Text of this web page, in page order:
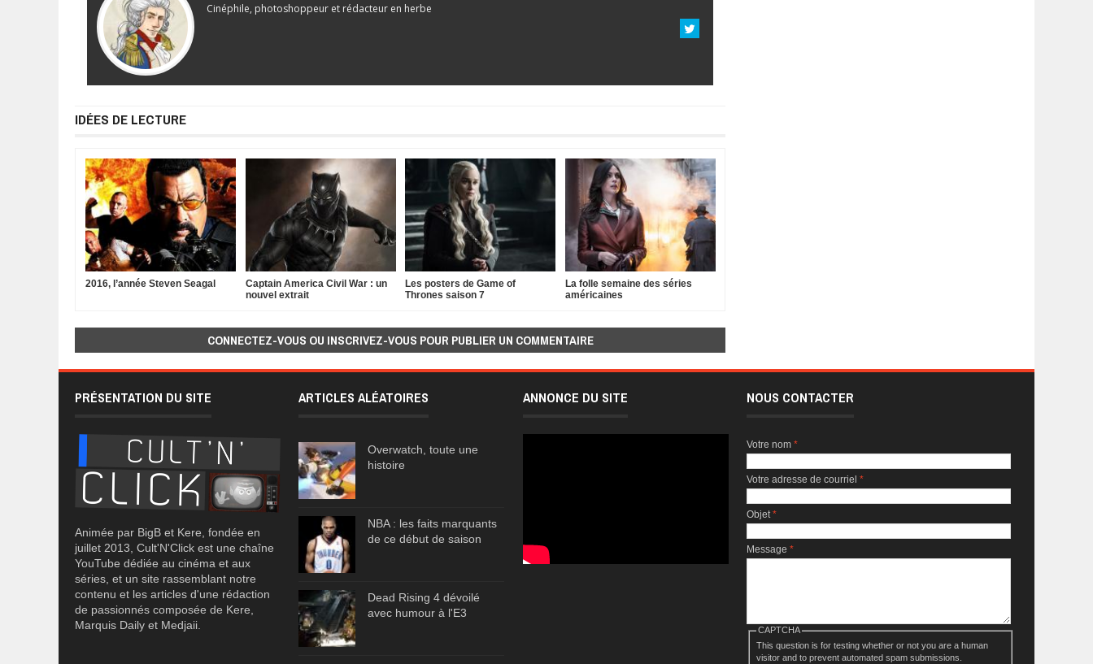
Cinéphile, photoshoppeur et rédacteur en herbe
IDÉES DE LECTURE
2016, l’année Steven Seagal
Captain America Civil War : un
nouvel extrait
Les posters de Game of
Thrones saison 7
La folle semaine des séries
américaines
CONNECTEZ-VOUS OU INSCRIVEZ-VOUS POUR PUBLIER UN COMMENTAIRE
PRÉSENTATION DU SITE
Animée par BigB et Kere, fondée en
juillet 2013, Cult'N'Click est une chaîne
YouTube dédiée au cinéma et aux
séries, et un site rassemblant notre
contenu et les articles d'une rédaction
de passionnés composée de Kere,
Marquis Daily et Medjaii.
ARTICLES ALÉATOIRES
Overwatch, toute une
histoire
NBA : les faits marquants
de ce début de saison
Dead Rising 4 dévoilé
avec humour à l'E3
ANNONCE DU SITE NOUS CONTACTER
Votre nom*
Votre adresse de courriel*
Objet*
Message*
CAPTCHA
This question is for testing whether or not you are a human
visitor and to prevent automated spam submissions.